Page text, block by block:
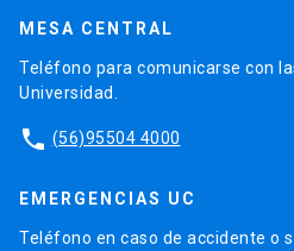
MESA CENTRAL
Teléfono para comunicarse con
Universidad.
phone (56)95504 4000
EMERGENCIAS UC
Teléfono en caso de accidente o